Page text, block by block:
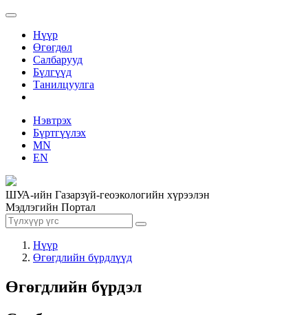
Нүүр
Өгөгдөл
Салбарууд
Бүлгүүд
Танилцуулга
Нэвтрэх
Бүртгүүлэх
MN
EN
ШУА-ийн Газарзүй-геоэкологийн хүрээлэн
Мэдлэгийн Портал
Нүүр
Өгөгдлийн бүрдлүүд
Өгөгдлийн бүрдэл